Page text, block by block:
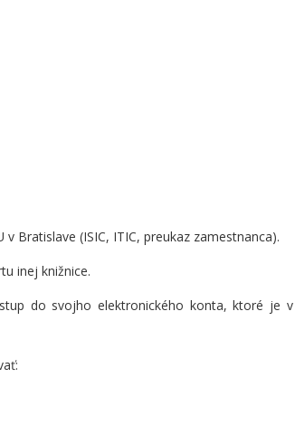
Bratislave (ISIC, ITIC, preukaz zamestnanca).
inej knižnice.
do svojho elektronického konta, ktoré je v